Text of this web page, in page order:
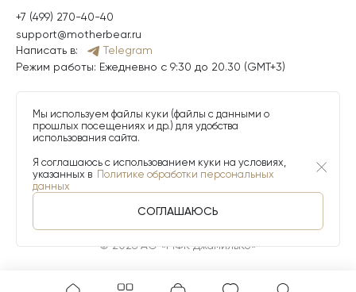
+7 (499) 270-40-40
support@motherbear.ru
Написать в:
Telegram
Режим работы: Ежедневно с 9:30 до 20.30 (GMT+3)
© 2026 АО «МФК ДжамильКо»
Мы используем файлы куки (файлы с данными о
прошлых посещениях и др.) для удобства
использования сайта.
Я соглашаюсь с использованием куки на условиях,
указанных в Политике обработки персональных
данных
СОГЛАШАЮСЬ